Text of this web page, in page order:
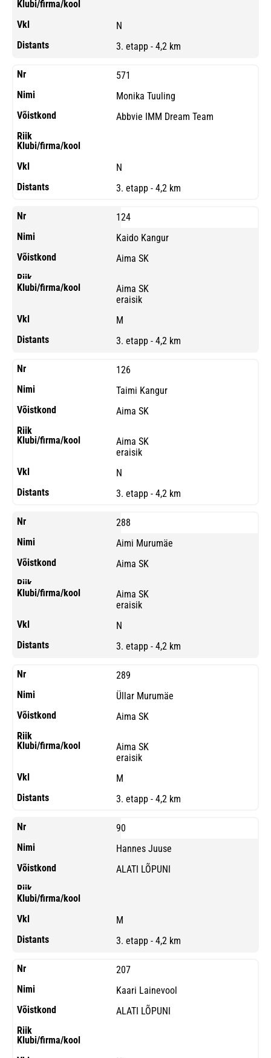
N
3. etapp - 4,2 km
571
Monika Tuuling
Abbvie IMM Dream Team
N
3. etapp - 4,2 km
124
Kaido Kangur
Aima SK
Aima SK
eraisik
M
3. etapp - 4,2 km
126
Taimi Kangur
Aima SK
Aima SK
eraisik
N
3. etapp - 4,2 km
288
Aimi Murumäe
Aima SK
Aima SK
eraisik
N
3. etapp - 4,2 km
289
Üllar Murumäe
Aima SK
Aima SK
eraisik
M
3. etapp - 4,2 km
90
Hannes Juuse
ALATI LÕPUNI
M
3. etapp - 4,2 km
207
Kaari Lainevool
ALATI LÕPUNI